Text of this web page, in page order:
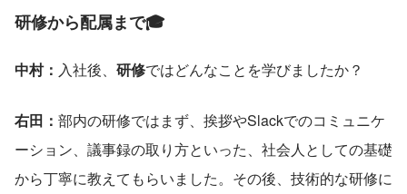
研修から配属まで🎓
中村： 入社後、 研修ではどんなことを学びましたか？
右田： 部内の研修ではまず、挨拶やSlackでのコミュニケ
ーション、議事録の取り方といった、社会人としての基礎
から丁寧に教えてもらいました。その後、技術的な研修に